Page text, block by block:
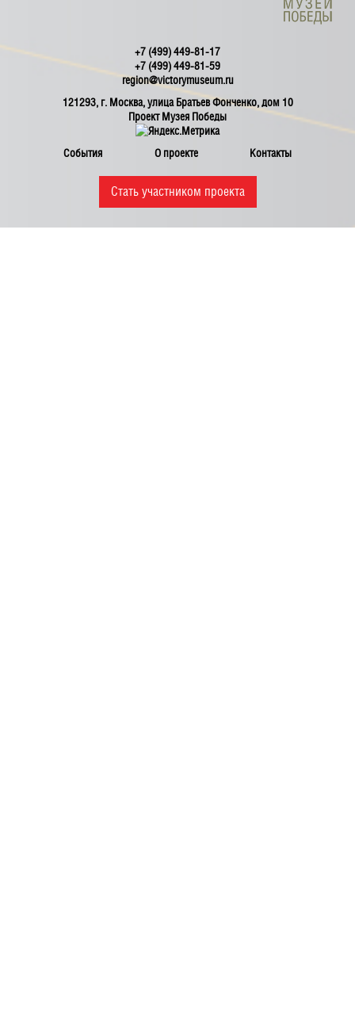
События О проекте Контакты
+7 (499) 449-81-17
+7 (499) 449-81-59
region@victorymuseum.ru
121293, г. Москва, улица Братьев Фонченко, дом 10
Проект Музея Победы
Стать участником проекта